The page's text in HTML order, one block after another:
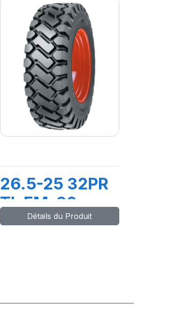
26.5-25 32PR
TL EM-60
Détails du Produit